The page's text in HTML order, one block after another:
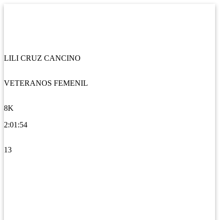
LILI CRUZ CANCINO
VETERANOS FEMENIL
8K
2:01:54
13